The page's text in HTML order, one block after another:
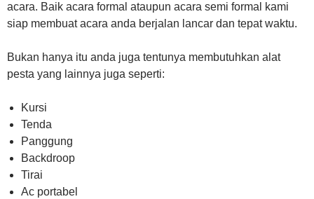
acara. Baik acara formal ataupun acara semi formal kami
siap membuat acara anda berjalan lancar dan tepat waktu.
Bukan hanya itu anda juga tentunya membutuhkan alat
pesta yang lainnya juga seperti:
Kursi
Tenda
Panggung
Backdroop
Tirai
Ac portabel